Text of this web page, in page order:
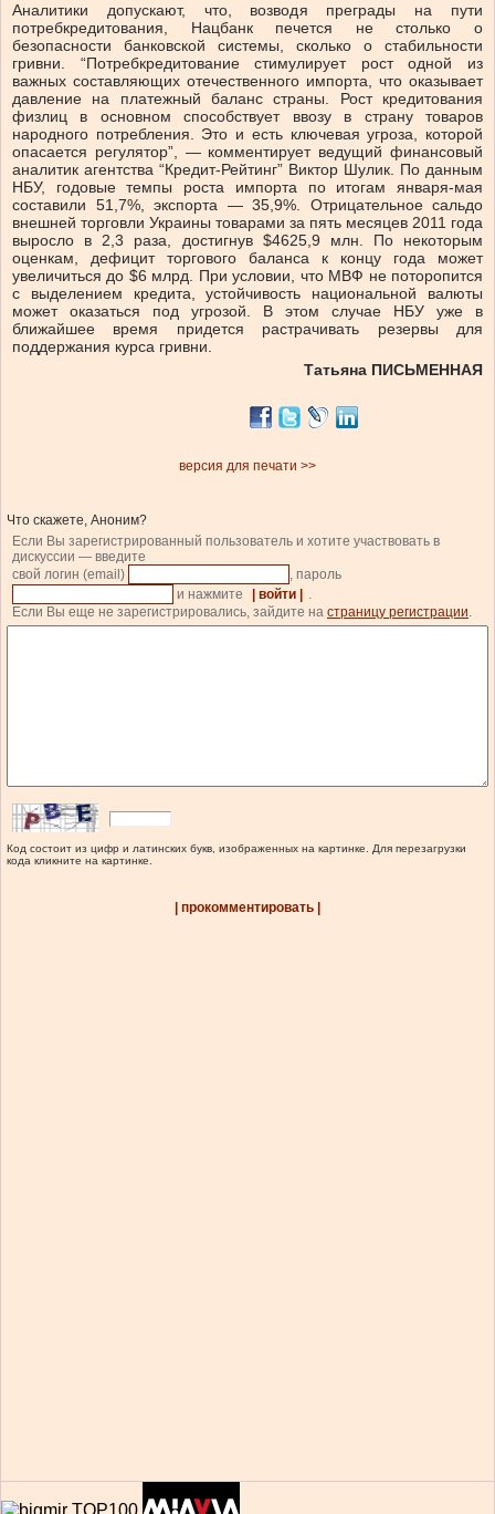
Аналитики допускают, что, возводя преграды на пути
потребкредитования, Нацбанк печется не столько о
безопасности банковской системы, сколько о стабильности
гривни. “Потребкредитование стимулирует рост одной из
важных составляющих отечественного импорта, что оказывает
давление на платежный баланс страны. Рост кредитования
физлиц в основном способствует ввозу в страну товаров
народного потребления. Это и есть ключевая угроза, которой
опасается регулятор”, — комментирует ведущий финансовый
аналитик агентства “Кредит-Рейтинг” Виктор Шулик. По данным
НБУ, годовые темпы роста импорта по итогам января-мая
составили 51,7%, экспорта — 35,9%. Отрицательное сальдо
внешней торговли Украины товарами за пять месяцев 2011 года
выросло в 2,3 раза, достигнув $4625,9 млн. По некоторым
оценкам, дефицит торгового баланса к концу года может
увеличиться до $6 млрд. При условии, что МВФ не поторопится
с выделением кредита, устойчивость национальной валюты
может оказаться под угрозой. В этом случае НБУ уже в
ближайшее время придется растрачивать резервы для
поддержания курса гривни.
Татьяна ПИСЬМЕННАЯ
версия для печати >>
Что скажете, Аноним?
Если Вы зарегистрированный пользователь и хотите участвовать в
дискуссии — введите
свой логин (email)
, пароль
и нажмите
| войти |
.
Если Вы еще не зарегистрировались, зайдите на страницу регистрации.
Код состоит из цифр и латинских букв, изображенных на картинке. Для перезагрузки
кода кликните на картинке.
| прокомментировать |